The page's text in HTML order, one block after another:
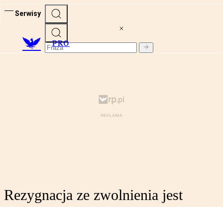
Serwisy
PRO
Rezygnacja ze zwolnienia jest